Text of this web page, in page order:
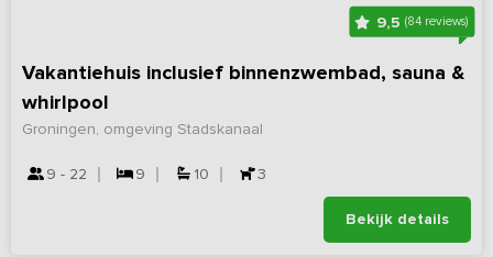
9,5(84 reviews)
Vakantiehuis inclusief binnenzwembad, sauna &
whirlpool
Groningen, omgeving Stadskanaal
9 - 22 9 10 3
Bekijk details